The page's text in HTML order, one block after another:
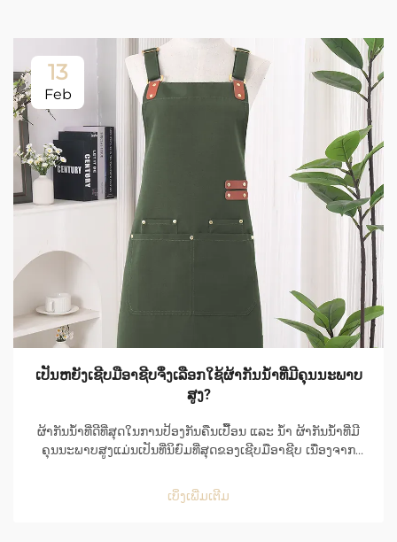
13
Feb
ເປັນຫຍັງເຊີບມືອາຊີບຈຶ່ງເລືອກໃຊ້ຜ້າກັນນ້ຳທີ່ມີຄຸນນະພາບ
ສູງ?
ຜ້າກັນນ້ຳທີ່ດີທີ່ສຸດໃນການປ້ອງກັນຄືນເປື້ອນ ແລະ ນ້ຳ ຜ້າກັນນ້ຳທີ່ມີ
ຄຸນນະພາບສູງແມ່ນເປັນທີ່ນິຍົມທີ່ສຸດຂອງເຊີບມືອາຊີບ ເນື່ອງຈາກ
ຍັງເຮັດໃຫ້ໃຊ້ງ່າຍໃນສະພາບແວດລ້ອມທີ່ເຕັມໄປດ້ວຍຄວາມເຄັ່ງຕຶງ
ຂອງຄິດເຊີນ...
ເບິ່ງເພີ່ມເຕີມ